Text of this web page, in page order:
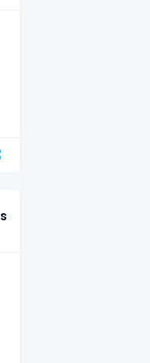
Senior Officer-2017